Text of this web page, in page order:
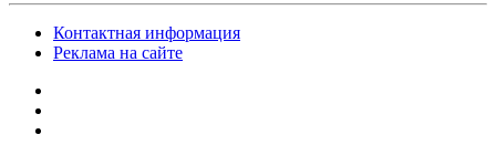
Контактная информация
Реклама на сайте